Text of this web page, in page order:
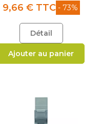
9,66 € TTC - 73%
Détail
Ajouter au panier